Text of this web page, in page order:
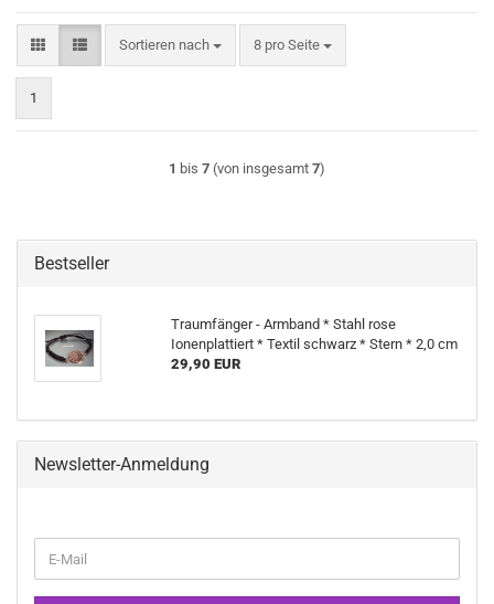
Sortieren nach
Sortieren nach 8 pro Seite
pro Seite
1
1 bis 7 (von insgesamt 7)
Bestseller
Traumfänger - Armband * Stahl rose
Ionenplattiert * Textil schwarz * Stern * 2,0 cm
29,90 EUR
Newsletter-Anmeldung
ZUR
E-
Mail